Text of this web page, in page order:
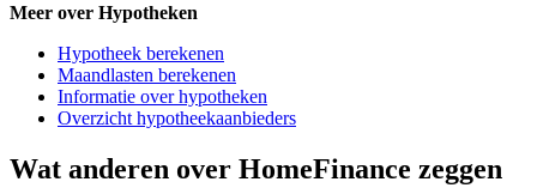
Meer over Hypotheken
Hypotheek berekenen
Maandlasten berekenen
Informatie over hypotheken
Overzicht hypotheekaanbieders
Wat anderen over HomeFinance zeggen